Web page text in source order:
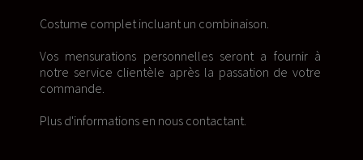
Costume complet incluant un combinaison.
Vos mensurations personnelles seront a fournir à
notre service clientèle après la passation de votre
commande.
Plus d'informations en nous contactant.